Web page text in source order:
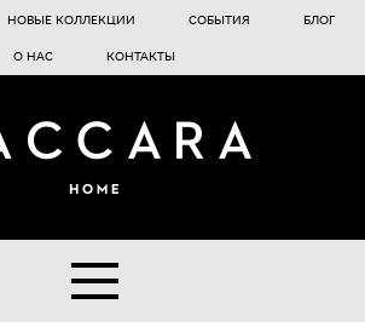
НОВЫЕ КОЛЛЕКЦИИ СОБЫТИЯ БЛОГ
О НАС КОНТАКТЫ